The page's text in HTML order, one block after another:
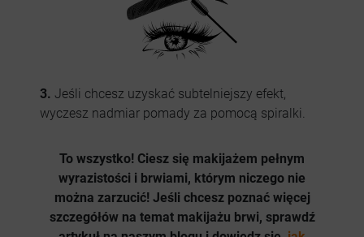
3. Jeśli chcesz uzyskać subtelniejszy efekt,
wyczesz nadmiar pomady za pomocą spiralki.
To wszystko! Ciesz się makijażem pełnym
wyrazistości i brwiami, którym niczego nie
można zarzucić!Jeśli chcesz poznać więcej
szczegółów na temat makijażu brwi, sprawdź